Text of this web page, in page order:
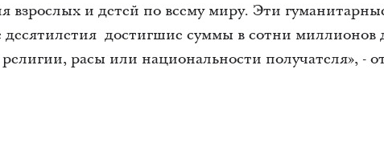
взрослых и детей по всему миру. Эти
десятилетия достигшие суммы в сотни миллионов
расы или национальности получателя», -